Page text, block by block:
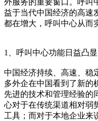
益于当代中国经济的高速
都在增大，呼叫中心从而
1、呼叫中心功能日益凸显
中国经济持续、高速、稳
多外企在中国看到了新的
先进的技术和管理经验的
心对于在传统渠道相对弱
工具；而对于本地企业来